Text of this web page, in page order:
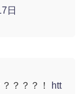
日
？？？！ htt